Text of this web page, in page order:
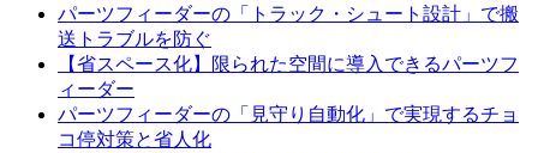
パーツフィーダーの「トラック・シュート設計」で搬
送トラブルを防ぐ
【省スペース化】限られた空間に導入できるパーツフ
ィーダー
パーツフィーダーの「見守り自動化」で実現するチョ
コ停対策と省人化